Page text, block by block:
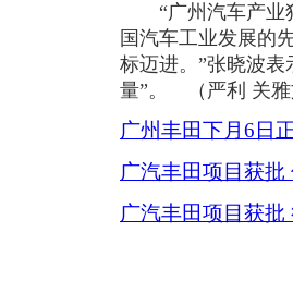
“广州汽车产业独
国汽车工业发展的
标迈进。”张晓波
量”。 （严利 关雅
广州丰田下月6日
广汽丰田项目获
广汽丰田项目获批